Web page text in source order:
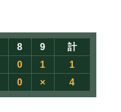
8 9
計
0 1
1
0 × 4